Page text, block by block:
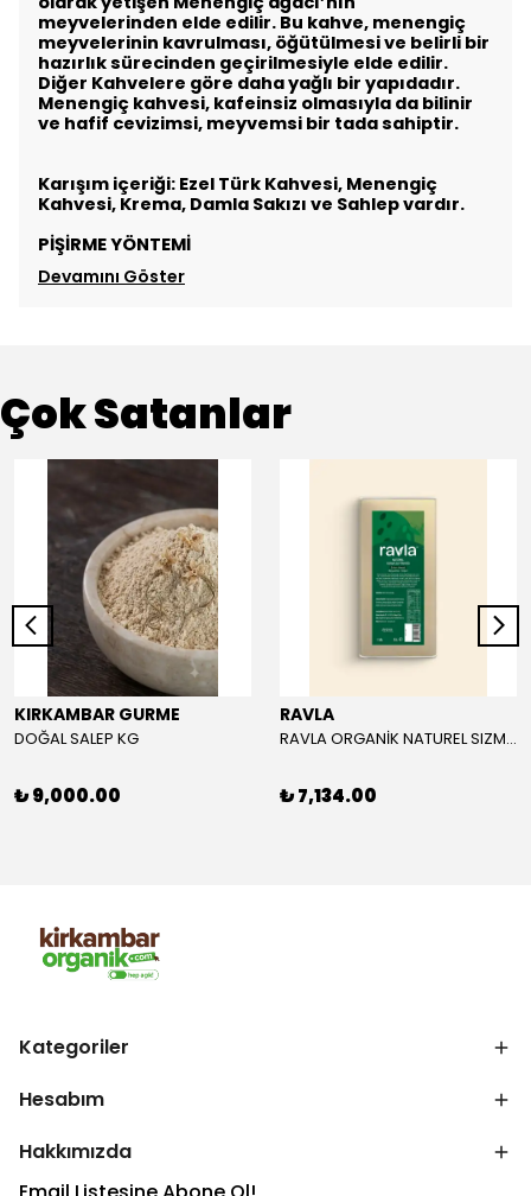
meyvelerinden elde edilir. Bu kahve, menengiç
meyvelerinin kavrulması, öğütülmesi ve belirli bir
hazırlık sürecinden geçirilmesiyle elde edilir.
Diğer Kahvelere göre daha yağlı bir yapıdadır.
Menengiç kahvesi, kafeinsiz olmasıyla da bilinir
ve hafif cevizimsi, meyvemsi bir tada sahiptir.
Karışım içeriği: Ezel Türk Kahvesi, Menengiç
Kahvesi, Krema, Damla Sakızı ve Sahlep vardır.
PİŞİRME YÖNTEMİ
Devamını Göster
Çok Satanlar
KIRKAMBAR GURME
DOĞAL SALEP KG
₺ 9,000.00
RAVLA
RAVLA ORGANİK NATUREL SIZMA ZEYTİNYAĞI 5L
₺ 7,134.00
Kategoriler
Hesabım
Hakkımızda